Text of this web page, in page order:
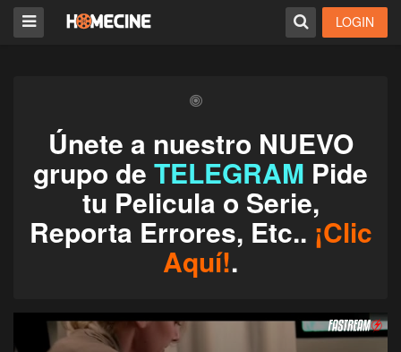
LOGIN
Únete a nuestro NUEVO
grupo de TELEGRAM Pide
tu Pelicula o Serie,
Reporta Errores, Etc.. ¡Clic
Aquí!.